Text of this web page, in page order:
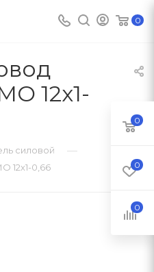
0
12х1-
силовой —
12х1-0,66
0
0
0